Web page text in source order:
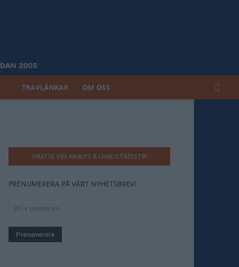
TRAVLÄNKAR OM OSS
GRATIS V85 ANALYS & UNIK STATISTIK
PRENUMERERA PÅ VÅRT NYHETSBREV!